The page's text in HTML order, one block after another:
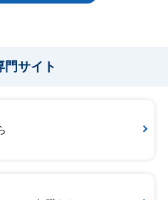
門サイト